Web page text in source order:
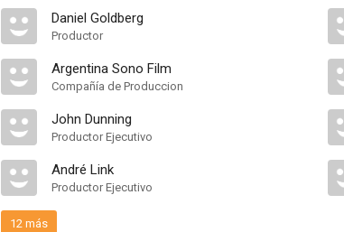
Daniel Goldberg
Productor
Argentina Sono Film
Compañía de Produccion
John Dunning
Productor Ejecutivo
André Link
Productor Ejecutivo
12 más